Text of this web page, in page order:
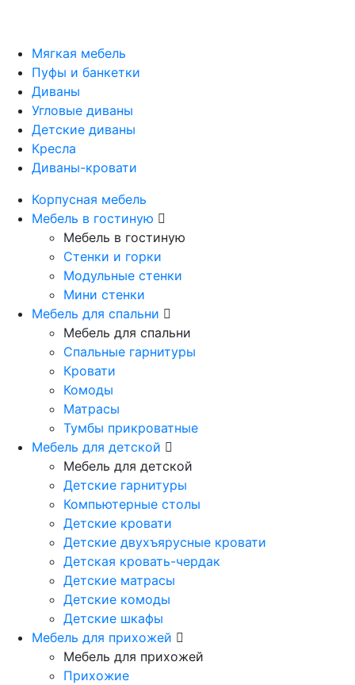
Мягкая мебель
Пуфы и банкетки
Диваны
Угловые диваны
Детские диваны
Кресла
Диваны-кровати
Корпусная мебель
Мебель в гостиную
Мебель в гостиную
Стенки и горки
Модульные стенки
Мини стенки
Мебель для спальни
Мебель для спальни
Спальные гарнитуры
Кровати
Комоды
Матрасы
Тумбы прикроватные
Мебель для детской
Мебель для детской
Детские гарнитуры
Компьютерные столы
Детские кровати
Детские двухъярусные кровати
Детская кровать-чердак
Детские матрасы
Детские комоды
Детские шкафы
Мебель для прихожей
Мебель для прихожей
Прихожие